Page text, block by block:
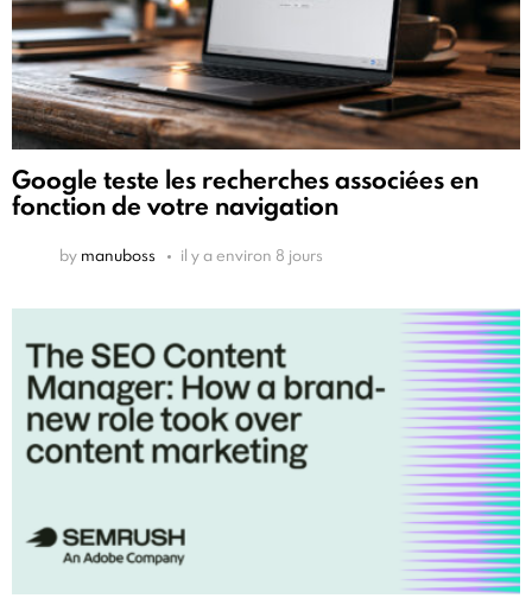
Google teste les recherches associées en
fonction de votre navigation
by manuboss il y a environ 8 jours